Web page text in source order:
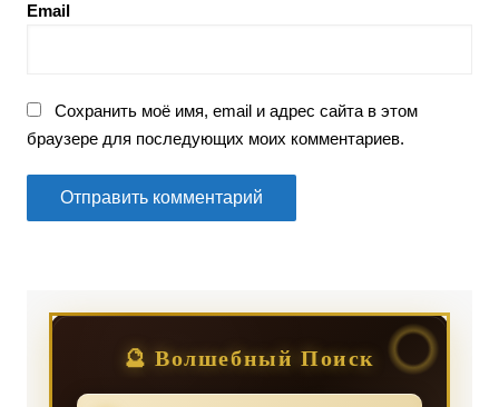
Email
Сохранить моё имя, email и адрес сайта в этом
браузере для последующих моих комментариев.
🔮 Волшебный Поиск